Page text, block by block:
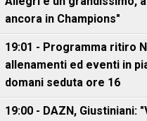
ancora in Champions"
19:01 - Programma ritiro
allenamenti ed eventi in
domani seduta ore 16
19:00 - DAZN, Giustiniani: